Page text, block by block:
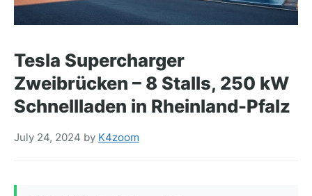
Tesla Supercharger
Zweibrücken – 8 Stalls, 250 kW
Schnellladen in Rheinland-Pfalz
July 24, 2024 by K4zoom